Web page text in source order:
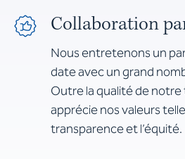
Collaboration
Nous entretenons un
date avec un grand
Outre la qualité de
apprécie nos valeurs
transparence et l’équité.